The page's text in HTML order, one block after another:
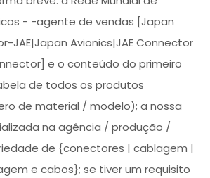
- -agente de vendas [Japan
JAE|Japan Avionics|JAE Connector
e o conteúdo do primeiro
de todos os produtos
de material / modelo); a nossa
na agência / produção /
de {conectores | cablagem |
e cabos}; se tiver um requisito